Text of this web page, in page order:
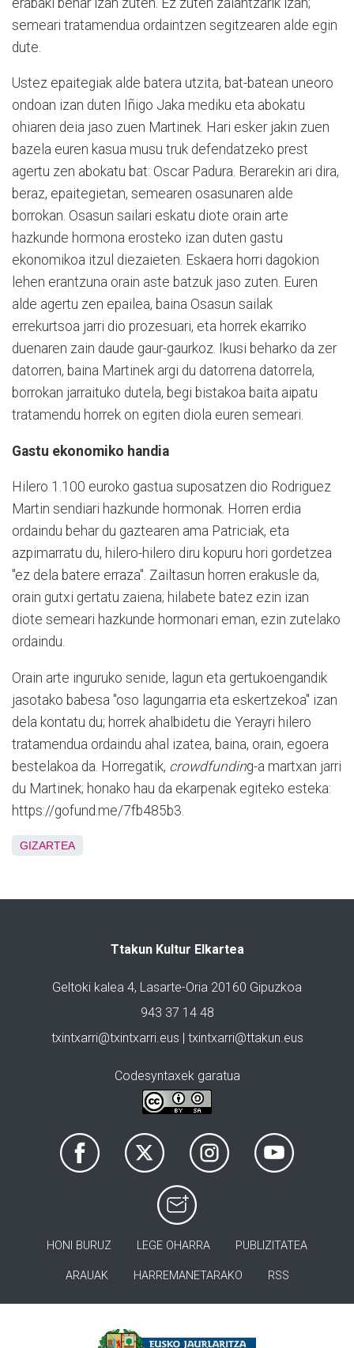
semeari tratamendua ordaintzen segitzearen alde egin
dute.
Ustez epaitegiak alde batera utzita, bat-batean uneoro
ondoan izan duten Iñigo Jaka mediku eta abokatu
ohiaren deia jaso zuen Martinek. Hari esker jakin zuen
bazela euren kasua musu truk defendatzeko prest
agertu zen abokatu bat: Oscar Padura. Berarekin ari dira,
beraz, epaitegietan, semearen osasunaren alde
borrokan. Osasun sailari eskatu diote orain arte
hazkunde hormona erosteko izan duten gastu
ekonomikoa itzul diezaieten. Eskaera horri dagokion
lehen erantzuna orain aste batzuk jaso zuten. Euren
alde agertu zen epailea, baina Osasun sailak
errekurtsoa jarri dio prozesuari, eta horrek ekarriko
duenaren zain daude gaur-gaurkoz. Ikusi beharko da zer
datorren, baina Martinek argi du datorrena datorrela,
borrokan jarraituko dutela, begi bistakoa baita aipatu
tratamendu horrek on egiten diola euren semeari.
Gastu ekonomiko handia
Hilero 1.100 euroko gastua suposatzen dio Rodriguez
Martin sendiari hazkunde hormonak. Horren erdia
ordaindu behar du gaztearen ama Patriciak, eta
azpimarratu du, hilero-hilero diru kopuru hori gordetzea
"ez dela batere erraza". Zailtasun horren erakusle da,
orain gutxi gertatu zaiena; hilabete batez ezin izan
diote semeari hazkunde hormonari eman, ezin zutelako
ordaindu.
Orain arte inguruko senide, lagun eta gertukoengandik
jasotako babesa "oso lagungarria eta eskertzekoa" izan
dela kontatu du; horrek ahalbidetu die Yerayri hilero
tratamendua ordaindu ahal izatea, baina, orain, egoera
bestelakoa da. Horregatik, crowdfunding-a martxan jarri
du Martinek; honako hau da ekarpenak egiteko esteka:
https://gofund.me/7fb485b3.
GIZARTEA
Ttakun Kultur Elkartea
Geltoki kalea 4, Lasarte-Oria 20160 Gipuzkoa
943 37 14 48
txintxarri@txintxarri.eus | txintxarri@ttakun.eus
Codesyntaxek garatua
HONI BURUZ LEGE OHARRA PUBLIZITATEA
ARAUAK HARREMANETARAKO RSS